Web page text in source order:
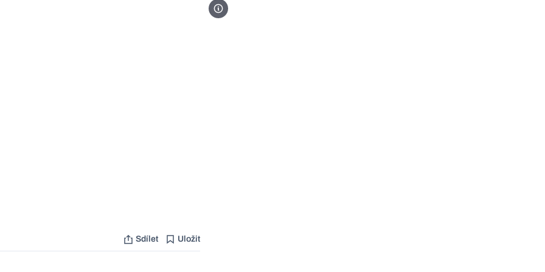
Foto Alexander Maksimenko / Wikimedia Commons (CC BY-NC 2.0)
Sdílet Uložit